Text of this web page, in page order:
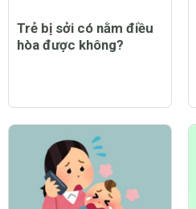
Trẻ bị sởi có nằm điều
hòa được không?